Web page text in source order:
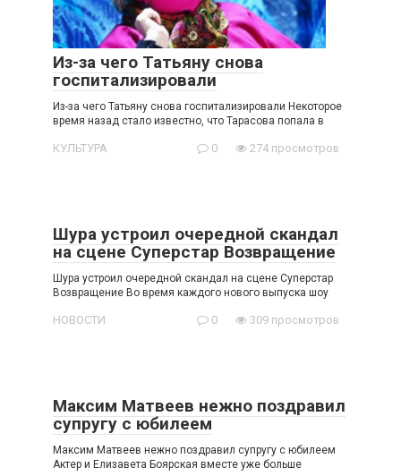
Из-за чего Татьяну снова
госпитализировали
Из-за чего Татьяну снова госпитализировали Некоторое
время назад стало известно, что Тарасова попала в
КУЛЬТУРА 0 274 просмотров
Шура устроил очередной скандал
на сцене Суперстар Возвращение
Шура устроил очередной скандал на сцене Суперстар
Возвращение Во время каждого нового выпуска шоу
НОВОСТИ 0 309 просмотров
Максим Матвеев нежно поздравил
супругу с юбилеем
Максим Матвеев нежно поздравил супругу с юбилеем
Актер и Елизавета Боярская вместе уже больше